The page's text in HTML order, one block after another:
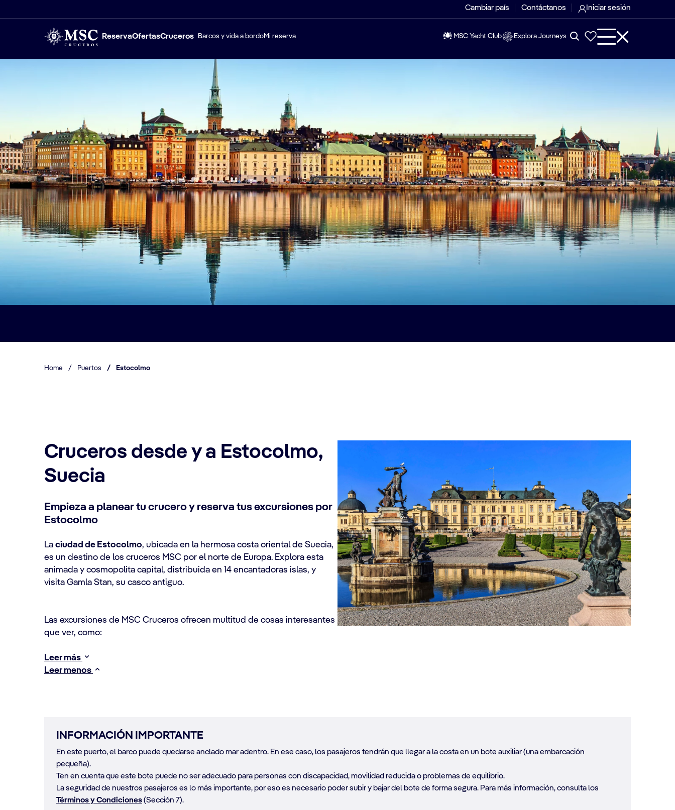
Cambiar país Contáctanos Iniciar sesión
ReservaOfertasCruceros Barcos y vida a bordoMi reserva MSC Yacht Club Explora Journeys
Home / Puertos / Estocolmo
Cruceros desde y a Estocolmo,
Suecia
Empieza a planear tu crucero y reserva tus excursiones por
Estocolmo
La ciudad de Estocolmo, ubicada en la hermosa costa oriental de Suecia,
es un destino de los cruceros MSC por el norte de Europa. Explora esta
animada y cosmopolita capital, distribuida en 14 encantadoras islas, y
visita Gamla Stan, su casco antiguo.
Las excursiones de MSC Cruceros ofrecen multitud de cosas interesantes
que ver, como:
Leer más
Leer menos
INFORMACIÓN IMPORTANTE
En este puerto, el barco puede quedarse anclado mar adentro. En ese caso, los pasajeros tendrán que llegar a la costa en un bote auxiliar (una embarcación
pequeña).
Ten en cuenta que este bote puede no ser adecuado para personas con discapacidad, movilidad reducida o problemas de equilibrio.
La seguridad de nuestros pasajeros es lo más importante, por eso es necesario poder subir y bajar del bote de forma segura. Para más información, consulta los
Términos y Condiciones(Sección 7).